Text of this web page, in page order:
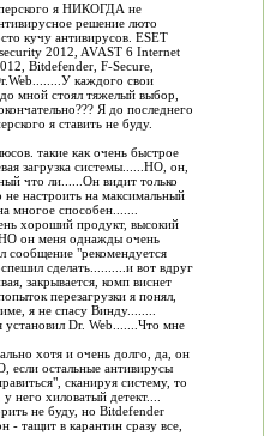
я НИКОГДА не
решение люто
кучу антивирусов. ESET
2012, AVAST 6 Internet
Bitdefender, F-Secure,
каждого свои
мной стоял тяжелый выбор,
Я до последнего
я ставить не буду.
такие как очень быстрое
загрузка системы......НО, он,
что ли......Он видит только
настроить на максимальный
многое способен.......
хороший продукт, высокий
НО он меня однажды очень
сообщение "рекомендуется
сделать..........и вот вдруг
закрывается, комп виснет
перезагрузки я понял,
я не спасу Винду........
установил Dr. Web.......Что мне
хотя и очень долго, да, он
если остальные антивирусы
сканируя систему, то
него хиловатый детект....
не буду, но Bitdefender
тащит в карантин сразу все,